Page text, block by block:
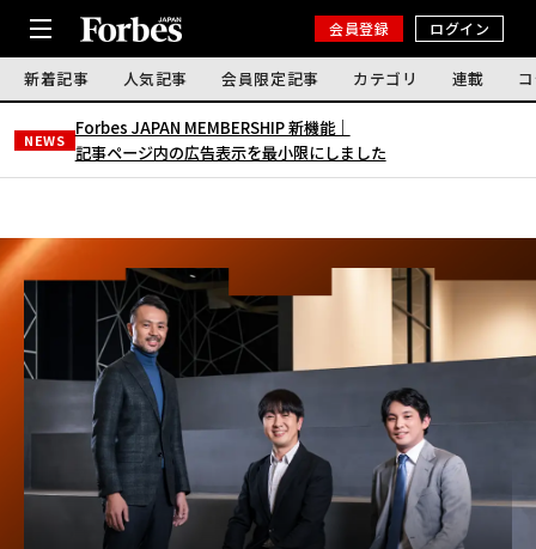
会員登録 ログイン
新着記事 人気記事 会員限定記事 カテゴリ 連載
NEWS
Forbes JAPAN MEMBERSHIP 新機能｜
記事ページ内の広告表示を最小限にしました